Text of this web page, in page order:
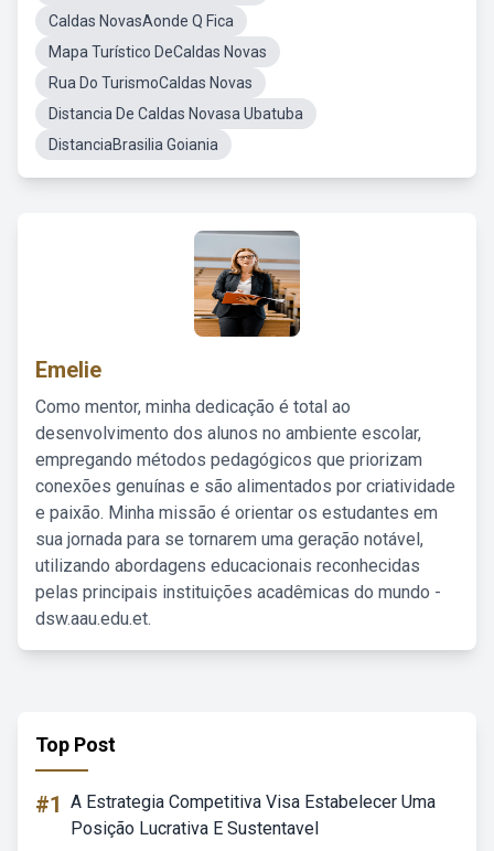
Caldas NovasAonde Q Fica
Mapa Turístico DeCaldas Novas
Rua Do TurismoCaldas Novas
Distancia De Caldas Novasa Ubatuba
DistanciaBrasilia Goiania
Emelie
Como mentor, minha dedicação é total ao
desenvolvimento dos alunos no ambiente escolar,
empregando métodos pedagógicos que priorizam
conexões genuínas e são alimentados por criatividade
e paixão. Minha missão é orientar os estudantes em
sua jornada para se tornarem uma geração notável,
utilizando abordagens educacionais reconhecidas
pelas principais instituições acadêmicas do mundo -
dsw.aau.edu.et.
Top Post
#1 A Estrategia Competitiva Visa Estabelecer Uma
Posição Lucrativa E Sustentavel